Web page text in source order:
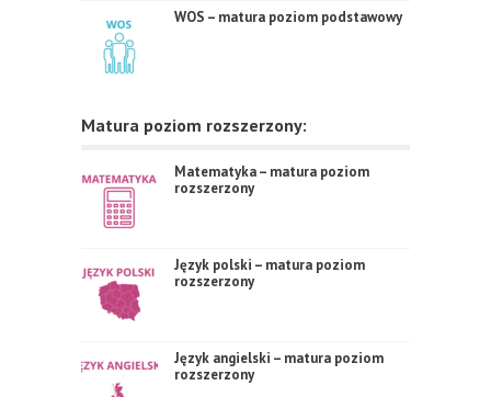
WOS – matura poziom podstawowy
Matura poziom rozszerzony:
Matematyka – matura poziom
rozszerzony
Język polski – matura poziom
rozszerzony
Język angielski – matura poziom
rozszerzony